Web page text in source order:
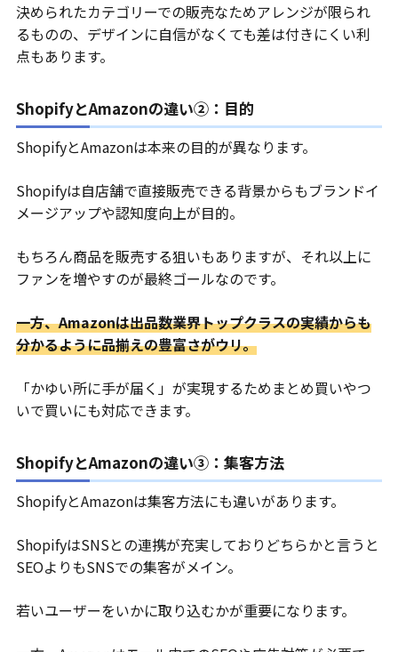
決められたカテゴリーでの販売なためアレンジが限られ
るものの、デザインに自信がなくても差は付きにくい利
点もあります。
ShopifyとAmazonの違い②：目的
ShopifyとAmazonは本来の目的が異なります。
Shopifyは自店舗で直接販売できる背景からもブランドイ
メージアップや認知度向上が目的。
もちろん商品を販売する狙いもありますが、それ以上に
ファンを増やすのが最終ゴールなのです。
一方、Amazonは出品数業界トップクラスの実績からも
分かるように品揃えの豊富さがウリ。
「かゆい所に手が届く」が実現するためまとめ買いやつ
いで買いにも対応できます。
ShopifyとAmazonの違い③：集客方法
ShopifyとAmazonは集客方法にも違いがあります。
ShopifyはSNSとの連携が充実しておりどちらかと言うと
SEOよりもSNSでの集客がメイン。
若いユーザーをいかに取り込むかが重要になります。